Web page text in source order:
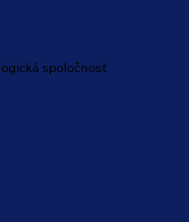
spoločnosť